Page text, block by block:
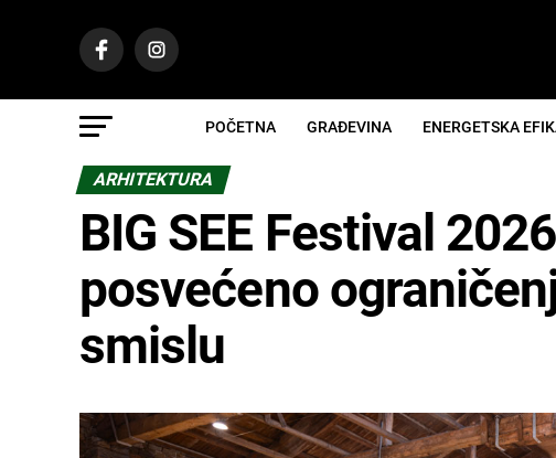
POČETNA GRAĐEVINA ENERGETSKA
ARHITEKTURA
BIG SEE Festival
posvećeno
smislu